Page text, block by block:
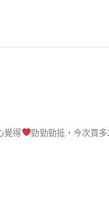
覺得 勁勁勁抵，今次買